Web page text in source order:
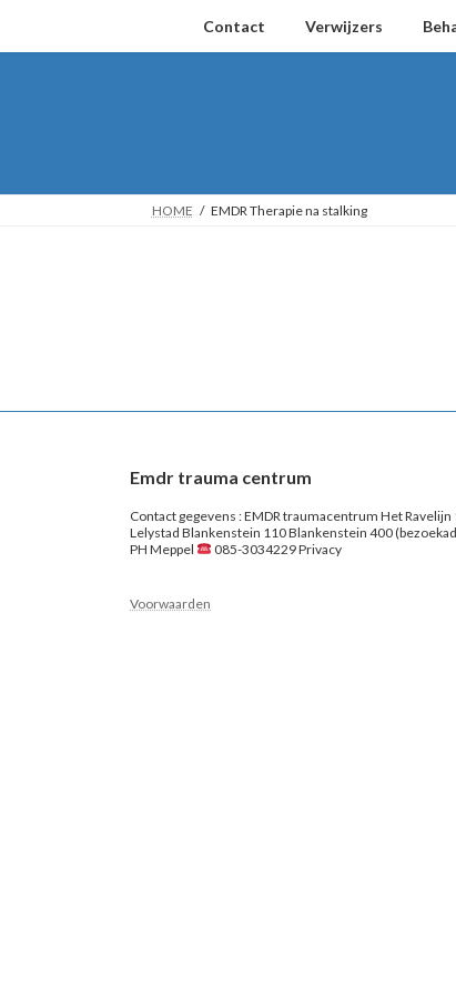
de
de
Contact Verwijzers
HOME EMDR Therapie na stalking
Emdr trauma centrum
Contact gegevens : EMDR traumacentrum Het Ravelijn
Lelystad Blankenstein 110 Blankenstein 400
PH Meppel
085-3034229 Privacy
Voorwaarden